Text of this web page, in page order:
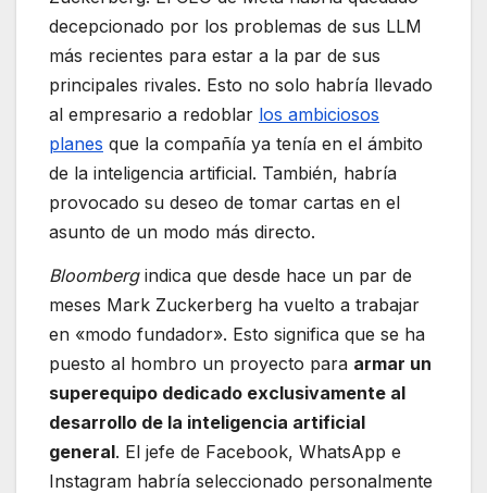
decepcionado por los problemas de sus LLM
más recientes para estar a la par de sus
principales rivales. Esto no solo habría llevado
al empresario a redoblar los ambiciosos
planes que la compañía ya tenía en el ámbito
de la inteligencia artificial. También, habría
provocado su deseo de tomar cartas en el
asunto de un modo más directo.
Bloombergindica que desde hace un par de
meses Mark Zuckerberg ha vuelto a trabajar
en «modo fundador». Esto significa que se ha
puesto al hombro un proyecto para armar un
superequipo dedicado exclusivamente al
desarrollo de la inteligencia artificial
general. El jefe de Facebook, WhatsApp e
Instagram habría seleccionado personalmente